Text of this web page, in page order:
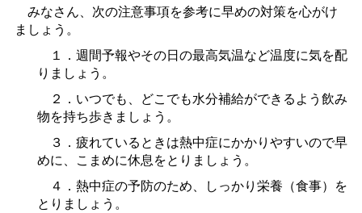
みなさん、次の注意事項を参考に早めの対策を心がけ
ましょう。
１．週間予報やその日の最高気温など温度に気を配
りましょう。
２．いつでも、どこでも水分補給ができるよう飲み
物を持ち歩きましょう。
３．疲れているときは熱中症にかかりやすいので早
めに、こまめに休息をとりましょう。
４．熱中症の予防のため、しっかり栄養（食事）を
とりましょう。